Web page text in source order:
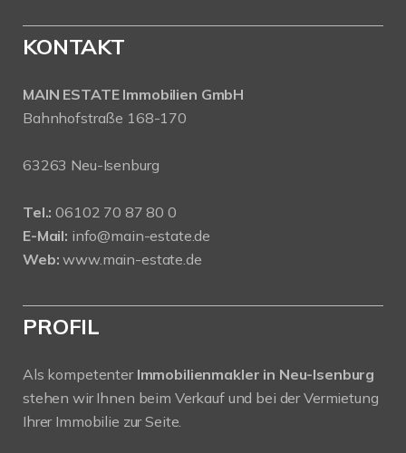
KONTAKT
MAIN ESTATE Immobilien GmbH
Bahnhofstraße 168-170
63263 Neu-Isenburg
Tel.: 06102 70 87 80 0
E-Mail: info@main-estate.de
Web: www.main-estate.de
PROFIL
Als kompetenter Immobilienmakler in Neu-Isenburg
stehen wir Ihnen beim Verkauf und bei der Vermietung
Ihrer Immobilie zur Seite.